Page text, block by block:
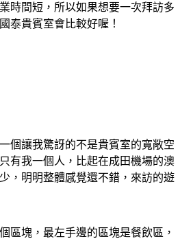
時間短，所以如果想要一次拜訪多
泰貴賓室會比較好喔！
個讓我驚訝的不是貴賓室的寬敞空
有我一個人，比起在成田機場的澳
，明明整體感覺還不錯，來訪的遊
區塊，最左手邊的區塊是餐飲區，